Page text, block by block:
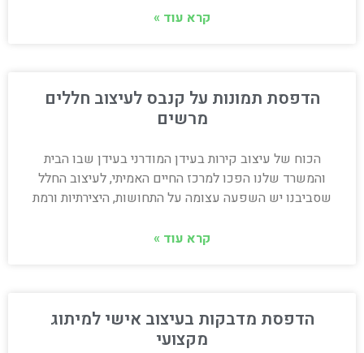
קרא עוד »
הדפסת תמונות על קנבס לעיצוב חללים
מרשים
הכוח של עיצוב קירות בעידן המודרני בעידן שבו הבית
והמשרד שלנו הפכו למרכז החיים האמיתי, לעיצוב החלל
שסביבנו יש השפעה עצומה על התחושות, היצירתיות ורמת
קרא עוד »
הדפסת מדבקות בעיצוב אישי למיתוג
מקצועי